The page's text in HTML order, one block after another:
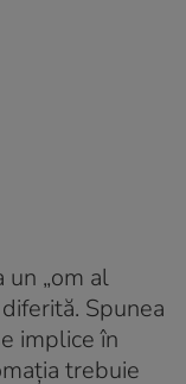
un „om al
Spunea
implice în
trebuie